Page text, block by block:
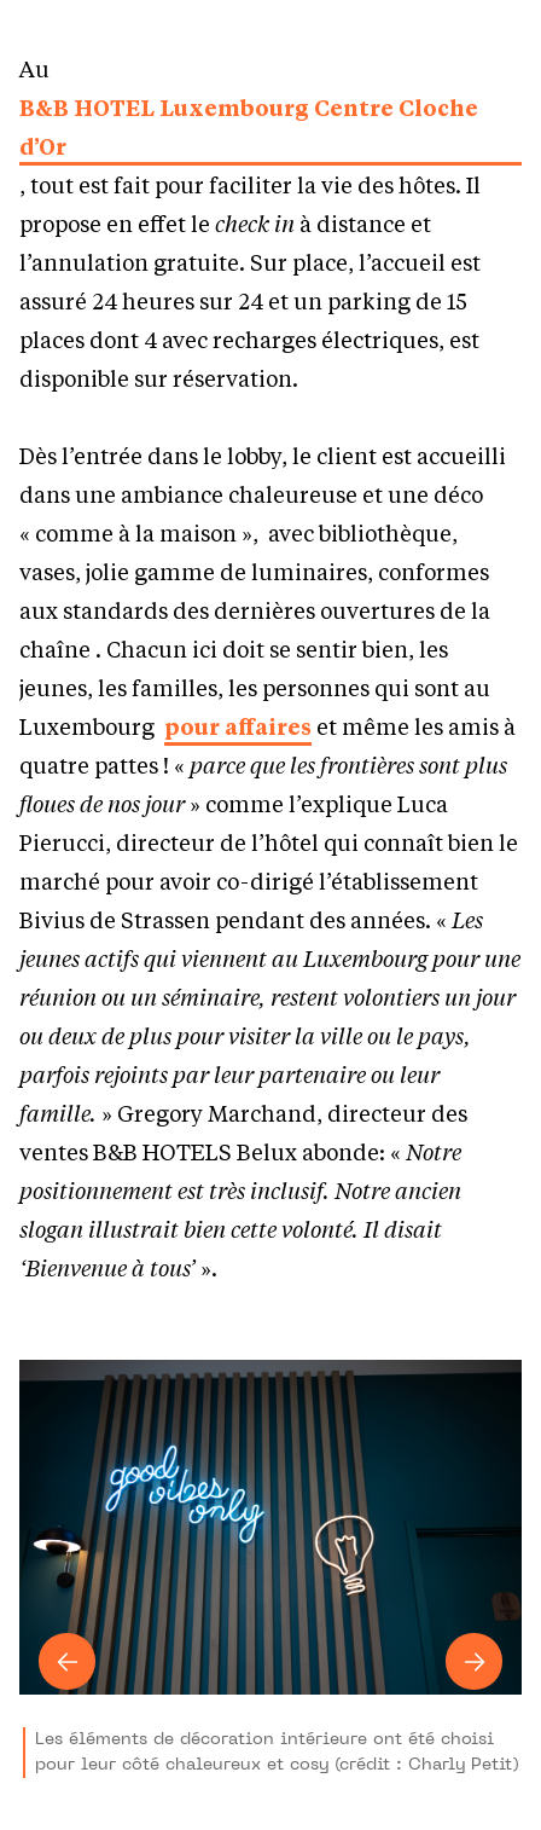
Au
B&B HOTEL Luxembourg Centre Cloche
d’Or
, tout est fait pour faciliter la vie des hôtes. Il
propose en effet le check in à distance et
l’annulation gratuite. Sur place, l’accueil est
assuré 24 heures sur 24 et un parking de 15
places dont 4 avec recharges électriques, est
disponible sur réservation.
Dès l’entrée dans le lobby, le client est accueilli
dans une ambiance chaleureuse et une déco
« comme à la maison », avec bibliothèque,
vases, jolie gamme de luminaires, conformes
aux standards des dernières ouvertures de la
chaîne . Chacun ici doit se sentir bien, les
jeunes, les familles, les personnes qui sont au
Luxembourg pour affaires et même les amis à
quatre pattes ! « parce que les frontières sont plus
floues de nos jour» comme l’explique Luca
Pierucci, directeur de l’hôtel qui connaît bien le
marché pour avoir co-dirigé l’établissement
Bivius de Strassen pendant des années. «Les
jeunes actifs qui viennent au Luxembourg pour une
réunion ou un séminaire, restent volontiers un jour
ou deux de plus pour visiter la ville ou le pays,
parfois rejoints par leur partenaire ou leur
famille. » Gregory Marchand, directeur des
ventes B&B HOTELS Belux abonde: «Notre
positionnement est très inclusif. Notre ancien
slogan illustrait bien cette volonté. Il disait
‘Bienvenue à tous’».
Les éléments de décoration intérieure ont été choisi
pour leur côté chaleureux et cosy (crédit : Charly Petit)